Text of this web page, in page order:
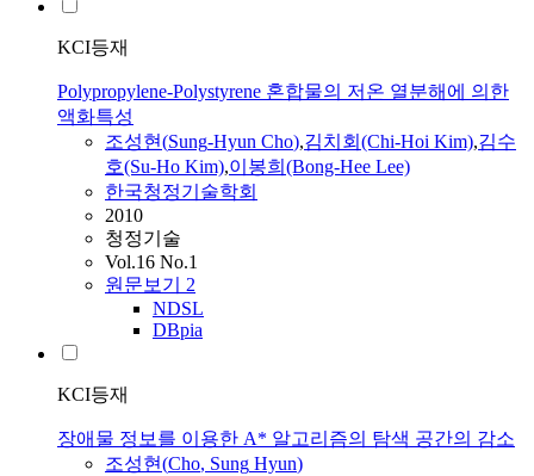
KCI등재
Polypropylene-Polystyrene 혼합물의 저온 열분해에 의한
액화특성
조성현(Sung-Hyun Cho),김치회(Chi-Hoi Kim),김수
호(Su-Ho Kim),이봉희(Bong-Hee Lee)
한국청정기술학회
2010
청정기술
Vol.16 No.1
원문보기 2
NDSL
DBpia
KCI등재
장애물 정보를 이용한 A* 알고리즘의 탐색 공간의 감소
조성현(Cho, Sung Hyun)